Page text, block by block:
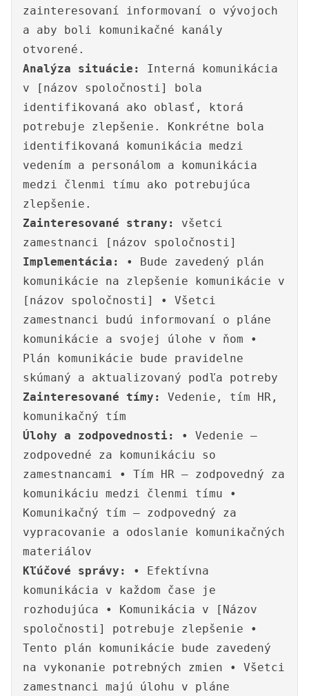
zainteresovaní informovaní o vývojoch
a aby boli komunikačné kanály
otvorené.
Analýza situácie:
Interná komunikácia
v [názov spoločnosti] bola
identifikovaná ako oblasť, ktorá
potrebuje zlepšenie. Konkrétne bola
identifikovaná komunikácia medzi
vedením a personálom a komunikácia
medzi členmi tímu ako potrebujúca
zlepšenie.
Zainteresované strany:
všetci
zamestnanci [názov spoločnosti]
Implementácia:
• Bude zavedený plán
komunikácie na zlepšenie komunikácie v
[názov spoločnosti] • Všetci
zamestnanci budú informovaní o pláne
komunikácie a svojej úlohe v ňom •
Plán komunikácie bude pravidelne
skúmaný a aktualizovaný podľa potreby
Zainteresované tímy:
Vedenie, tím HR,
komunikačný tím
Úlohy a zodpovednosti:
• Vedenie –
zodpovedné za komunikáciu so
zamestnancami • Tím HR – zodpovedný za
komunikáciu medzi členmi tímu •
Komunikačný tím – zodpovedný za
vypracovanie a odoslanie komunikačných
materiálov
Kľúčové správy:
• Efektívna
komunikácia v každom čase je
rozhodujúca • Komunikácia v [Názov
spoločnosti] potrebuje zlepšenie •
Tento plán komunikácie bude zavedený
na vykonanie potrebných zmien • Všetci
zamestnanci majú úlohu v pláne